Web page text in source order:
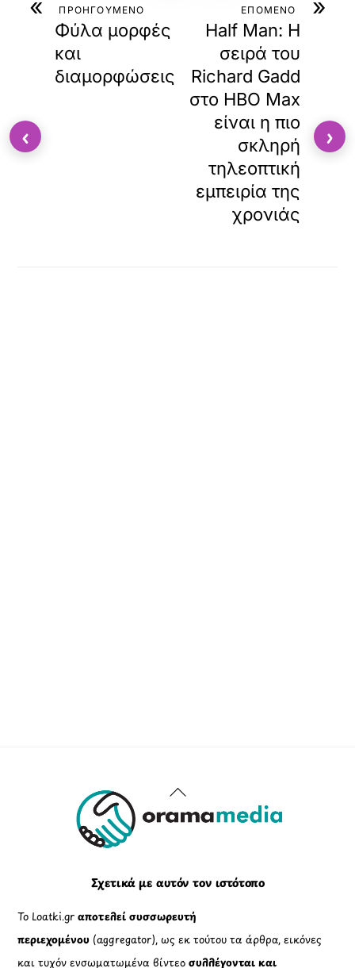
« ΠΡΟΗΓΟΥΜΕΝΟ
Φύλα μορφές
και
διαμορφώσεις
»
ΕΠΟΜΕΝΟ
Half Man: Η
σειρά του
Richard Gadd
στο ΗΒΟ Max
είναι η πιο
σκληρή
τηλεοπτική
εμπειρία της
χρονιάς
Back
To
Σχετικά με αυτόν τον ιστότοπο
Το Loatki.grαποτελεί συσσωρευτή
περιεχομένου (aggregator), ως εκ τούτου τα άρθρα, εικόνες
και τυχόν ενσωματωμένα βίντεοσυλλέγονται και
‹ ›